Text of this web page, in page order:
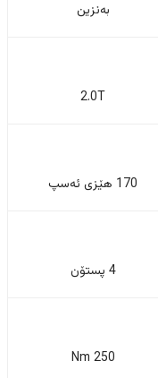
بەنزین
2.0T
170 هێزی ئەسپ
4 پستۆن
250 Nm